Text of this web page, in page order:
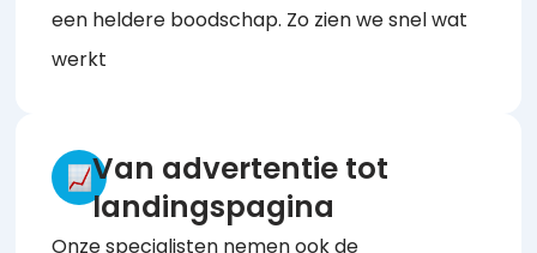
een heldere boodschap. Zo zien we snel wat
werkt
Van advertentie tot
landingspagina
Onze specialisten nemen ook de